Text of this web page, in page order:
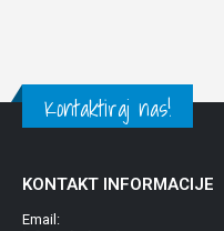
Kontaktiraj nas!
KONTAKT INFORMACIJE
Email: